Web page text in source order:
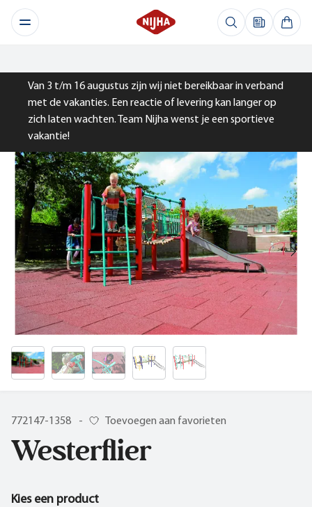
Van 3 t/m 16 augustus zijn wij niet bereikbaar in verband
met de vakanties. Een reactie of levering kan langer op
zich laten wachten. Team Nijha wenst je een sportieve
vakantie!
772147-1358 - Toevoegen aan favorieten
Westerflier
Kies een product